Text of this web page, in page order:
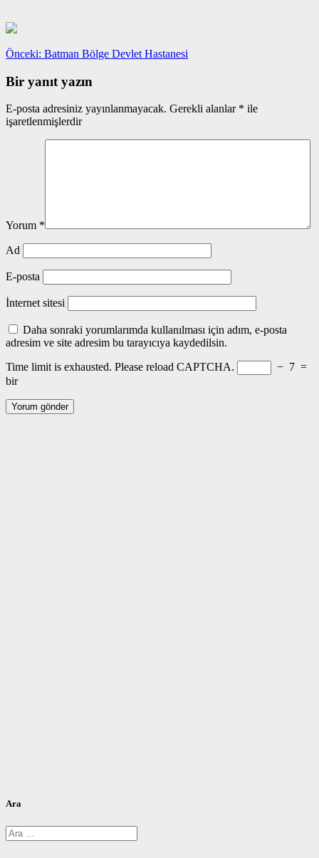
Yazı
gezinmesi
Önceki: Önceki
Batman Bölge Devlet Hastanesi
Bir yanıt yazın
E-posta adresiniz yayınlanmayacak. Gerekli alanlar * ile
işaretlenmişlerdir
Yorum *
Ad
E-posta
İnternet sitesi
Daha sonraki yorumlarımda kullanılması için adım, e-posta
adresim ve site adresim bu tarayıcıya kaydedilsin.
Time limit is exhausted. Please reload CAPTCHA.
− 7 =
bir
Ara
Arama: